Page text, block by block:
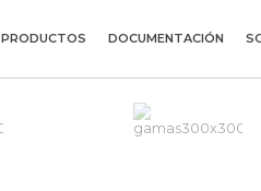
PRODUCTOS DOCUMENTACIÓN